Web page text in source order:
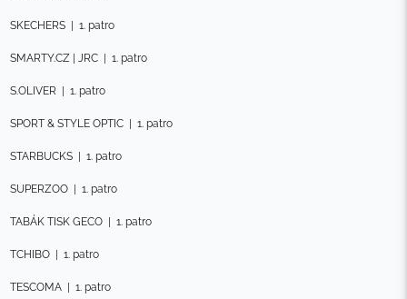
SKECHERS | 1. patro
SMARTY.CZ | JRC | 1. patro
S.OLIVER | 1. patro
SPORT & STYLE OPTIC | 1. patro
STARBUCKS | 1. patro
SUPERZOO | 1. patro
TABÁK TISK GECO | 1. patro
TCHIBO | 1. patro
TESCOMA | 1. patro